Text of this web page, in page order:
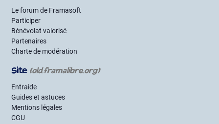
Le forum de Framasoft
Participer
Bénévolat valorisé
Partenaires
Charte de modération
Site (old.framalibre.org)
Entraide
Guides et astuces
Mentions légales
CGU